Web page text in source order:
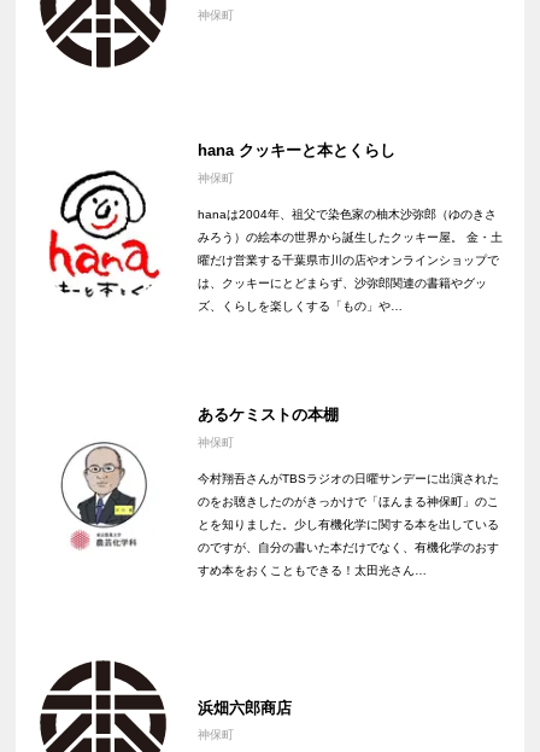
神保町
hana クッキーと本とくらし
神保町
hanaは2004年、祖父で染色家の柚木沙弥郎（ゆのきさ
みろう）の絵本の世界から誕生したクッキー屋。 金・土
曜だけ営業する千葉県市川の店やオンラインショップで
は、クッキーにとどまらず、沙弥郎関連の書籍やグッ
ズ、くらしを楽しくする「もの」や…
あるケミストの本棚
神保町
今村翔吾さんがTBSラジオの日曜サンデーに出演された
のをお聴きしたのがきっかけで「ほんまる神保町」のこ
とを知りました。少し有機化学に関する本を出している
のですが、自分の書いた本だけでなく、有機化学のおす
すめ本をおくこともできる！太田光さん…
浜畑六郎商店
神保町